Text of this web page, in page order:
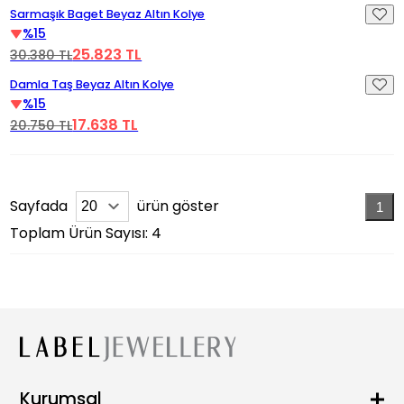
%15 İndirim
Sarmaşık Baget Beyaz Altın Kolye
%15
30.380 TL25.823 TL
%15 İndirim
Damla Taş Beyaz Altın Kolye
%15
20.750 TL17.638 TL
Sayfada ürün göster 1
Toplam Ürün Sayısı: 4